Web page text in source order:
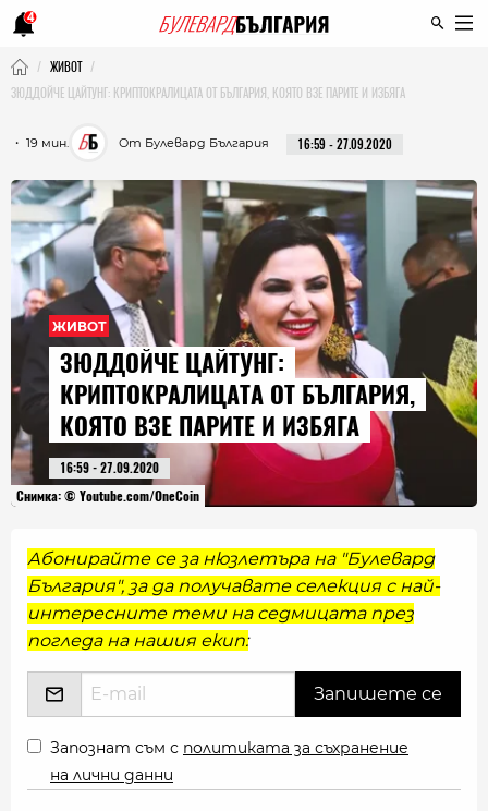
4
ЖИВОТ
ЗЮДДОЙЧЕ ЦАЙТУНГ: КРИПТОКРАЛИЦАТА ОТ БЪЛГАРИЯ, КОЯТО ВЗЕ ПАРИТЕ И ИЗБЯГА
・ 19 мин. От Булевард България 16:59 - 27.09.2020
ЖИВОТ
ЗЮДДОЙЧЕ ЦАЙТУНГ:
КРИПТОКРАЛИЦАТА ОТ БЪЛГАРИЯ,
КОЯТО ВЗЕ ПАРИТЕ И ИЗБЯГА
16:59 - 27.09.2020
Снимка: © Youtube.com/OneCoin
Абонирайте се за нюзлетъра на "Булевард
България", за да получавате селекция с най-
интересните теми на седмицата през
погледа на нашия екип:
Запознат съм с политиката за съхранение
на лични данни